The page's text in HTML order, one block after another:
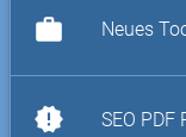
work Neues
new_releases SEO PDF